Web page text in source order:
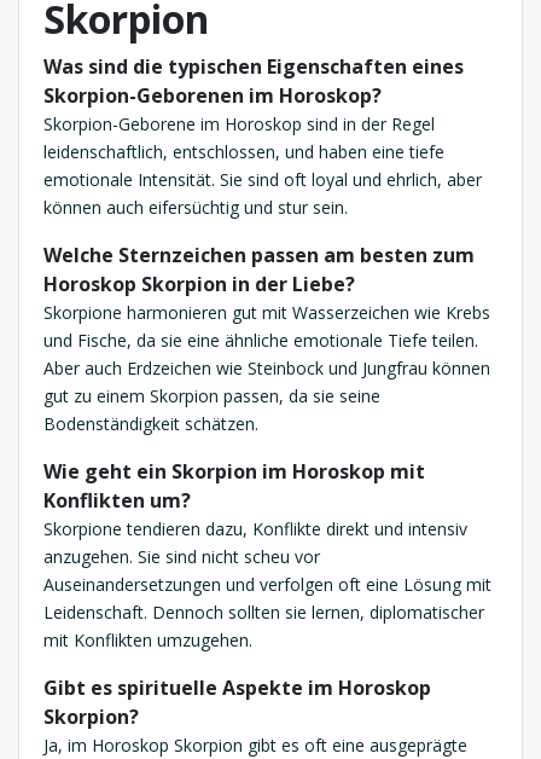
Skorpion
Was sind die typischen Eigenschaften eines
Skorpion-Geborenen im Horoskop?
Skorpion-Geborene im Horoskop sind in der Regel
leidenschaftlich, entschlossen, und haben eine tiefe
emotionale Intensität. Sie sind oft loyal und ehrlich, aber
können auch eifersüchtig und stur sein.
Welche Sternzeichen passen am besten zum
Horoskop Skorpion in der Liebe?
Skorpione harmonieren gut mit Wasserzeichen wie Krebs
und Fische, da sie eine ähnliche emotionale Tiefe teilen.
Aber auch Erdzeichen wie Steinbock und Jungfrau können
gut zu einem Skorpion passen, da sie seine
Bodenständigkeit schätzen.
Wie geht ein Skorpion im Horoskop mit
Konflikten um?
Skorpione tendieren dazu, Konflikte direkt und intensiv
anzugehen. Sie sind nicht scheu vor
Auseinandersetzungen und verfolgen oft eine Lösung mit
Leidenschaft. Dennoch sollten sie lernen, diplomatischer
mit Konflikten umzugehen.
Gibt es spirituelle Aspekte im Horoskop
Skorpion?
Ja, im Horoskop Skorpion gibt es oft eine ausgeprägte